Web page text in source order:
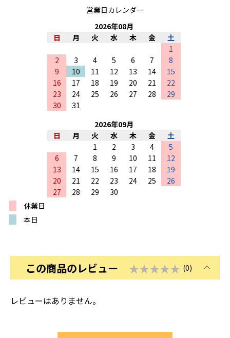
営業日カレンダー
2026年08月
日
月 火 水 木 金
土
1
2
3 4 5 6 7
8
9
10 11 12 13 14
15
16
17 18 19 20 21
22
23
24 25 26 27 28
29
30
31
2026年09月
日
月 火 水 木 金
土
1
2 3 4
5
6
7 8 9 10 11
12
13
14 15 16 17 18
19
20
21 22 23 24 25
26
27
28 29
30
休業日
本日
この商品のレビュー ★★★★★ (0)
レビューはありません。